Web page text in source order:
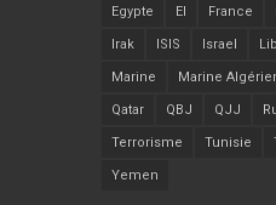
Egypte EI France
Irak ISIS Israel
Marine Marine
Qatar QBJ QJJ
Terrorisme Tunisie
Yemen